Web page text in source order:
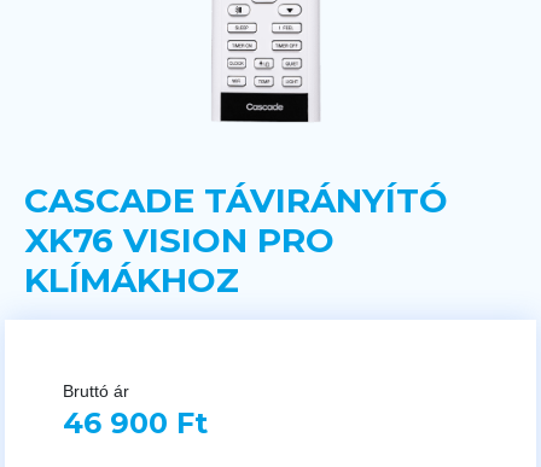
CASCADE TÁVIRÁNYÍTÓ
XK76 VISION PRO
KLÍMÁKHOZ
Bruttó ár
46 900 Ft